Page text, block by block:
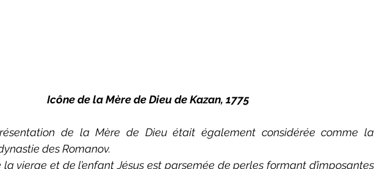
Icône de la Mère de Dieu de Kazan, 1775
de la Mère de Dieu était également considérée comme la
des Romanov.